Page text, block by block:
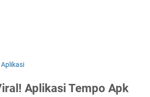
Aplikasi
Aplikasi Tempo Apk